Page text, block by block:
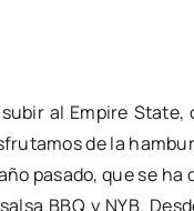
al Empire
de la
pasado, que se ha
BBQ y NYB.